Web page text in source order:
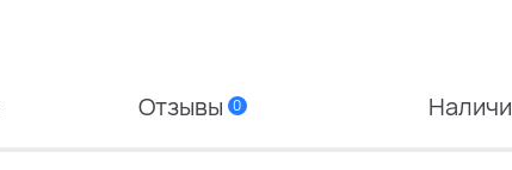
Отзывы 0